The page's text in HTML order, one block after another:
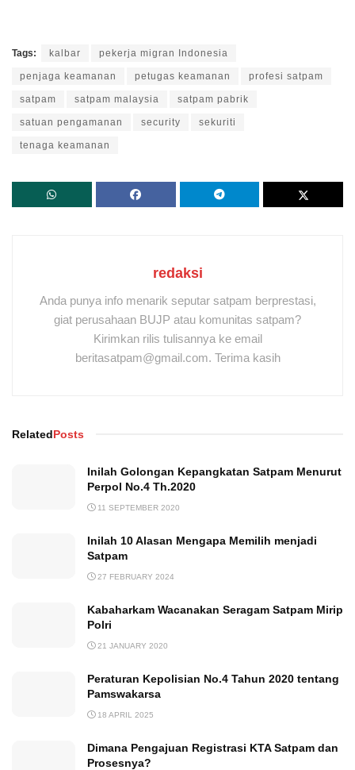
Tags: kalbar pekerja migran Indonesia
penjaga keamanan petugas keamanan profesi satpam
satpam satpam malaysia satpam pabrik
satuan pengamanan security sekuriti
tenaga keamanan
redaksi
Anda punya info menarik seputar satpam berprestasi,
giat perusahaan BUJP atau komunitas satpam?
Kirimkan rilis tulisannya ke email
beritasatpam@gmail.com. Terima kasih
RelatedPosts
Inilah Golongan Kepangkatan Satpam Menurut
Perpol No.4 Th.2020
11 SEPTEMBER 2020
Inilah 10 Alasan Mengapa Memilih menjadi
Satpam
27 FEBRUARY 2024
Kabaharkam Wacanakan Seragam Satpam Mirip
Polri
21 JANUARY 2020
Peraturan Kepolisian No.4 Tahun 2020 tentang
Pamswakarsa
18 APRIL 2025
Dimana Pengajuan Registrasi KTA Satpam dan
Prosesnya?